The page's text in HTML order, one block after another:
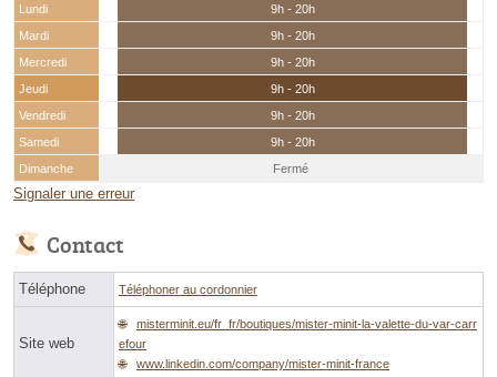
Lundi
9h - 20h
Mardi
9h - 20h
Mercredi
9h - 20h
Jeudi
9h - 20h
Vendredi
9h - 20h
Samedi
9h - 20h
Dimanche
Fermé
Signaler une erreur
Contact
Téléphone Téléphoner au cordonnier
Site web
misterminit.eu/fr_fr/boutiques/mister-minit-la-valette-du-var-carr
efour
www.linkedin.com/company/mister-minit-france